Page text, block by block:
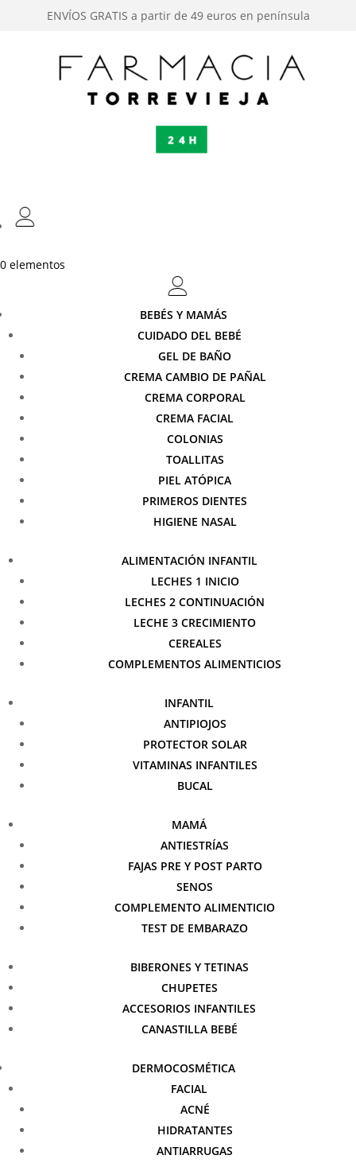
ENVÍOS GRATIS a partir de 49 euros en península
0 elementos
BEBÉS Y MAMÁS
CUIDADO DEL BEBÉ
GEL DE BAÑO
CREMA CAMBIO DE PAÑAL
CREMA CORPORAL
CREMA FACIAL
COLONIAS
TOALLITAS
PIEL ATÓPICA
PRIMEROS DIENTES
HIGIENE NASAL
ALIMENTACIÓN INFANTIL
LECHES 1 INICIO
LECHES 2 CONTINUACIÓN
LECHE 3 CRECIMIENTO
CEREALES
COMPLEMENTOS ALIMENTICIOS
INFANTIL
ANTIPIOJOS
PROTECTOR SOLAR
VITAMINAS INFANTILES
BUCAL
MAMÁ
ANTIESTRÍAS
FAJAS PRE Y POST PARTO
SENOS
COMPLEMENTO ALIMENTICIO
TEST DE EMBARAZO
BIBERONES Y TETINAS
CHUPETES
ACCESORIOS INFANTILES
CANASTILLA BEBÉ
DERMOCOSMÉTICA
FACIAL
ACNÉ
HIDRATANTES
ANTIARRUGAS